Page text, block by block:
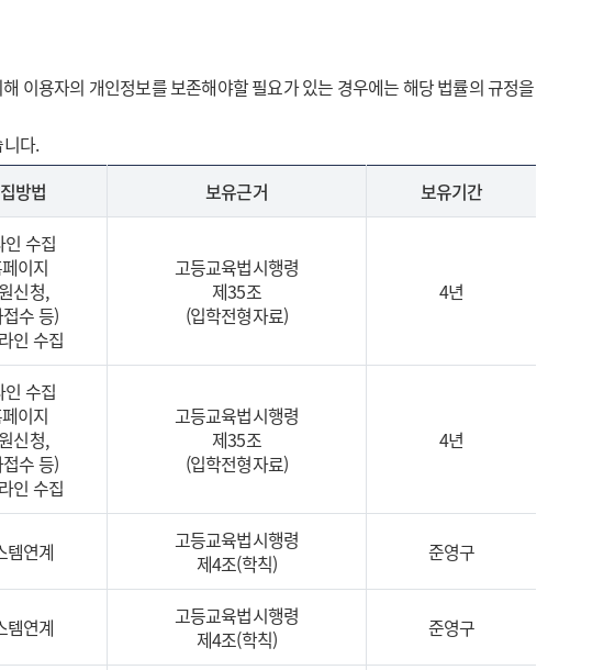
이용자의 개인정보를 보존해야할 필요가 있는 경우에는 해당 법률의 규정을
다.
방법 보유근거 보유기간
인 수집
이지
신청,
수 등)
인 수집
고등교육법시행령
제35조
(입학전형자료)
4년
인 수집
이지
신청,
수 등)
인 수집
고등교육법시행령
제35조
(입학전형자료)
4년
템연계
고등교육법시행령
제4조(학칙)
준영구
템연계
고등교육법시행령
제4조(학칙)
준영구